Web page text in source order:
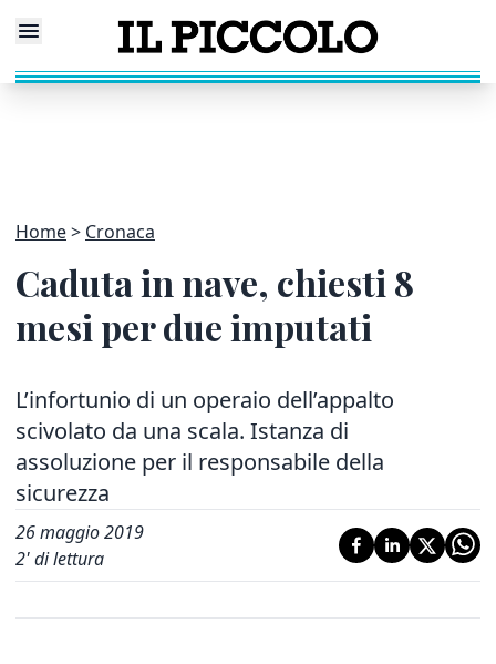
Home Cronaca
Caduta in nave, chiesti 8
mesi per due imputati
L’infortunio di un operaio dell’appalto
scivolato da una scala. Istanza di
assoluzione per il responsabile della
sicurezza
26 maggio 2019
2' di lettura